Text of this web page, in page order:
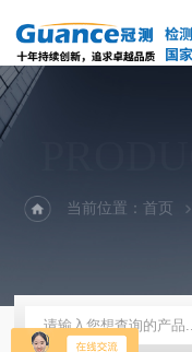
当前位置：首页